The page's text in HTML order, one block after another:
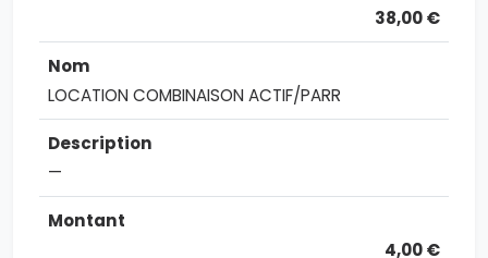
38,00 €
LOCATION COMBINAISON ACTIF/PARR
—
4,00 €